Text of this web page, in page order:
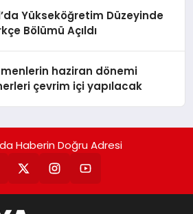
Yükseköğretim Düzeyinde
Bölümü Açıldı
haziran dönemi
çevrim içi yapılacak
Haberin Doğru Adresi